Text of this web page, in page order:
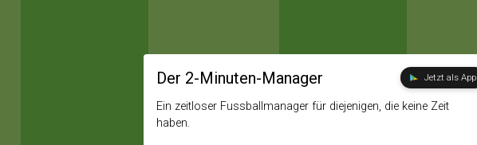
Der 2-Minuten-Manager Jetzt als App
Ein zeitloser Fussballmanager für diejenigen, die keine Zeit
haben.